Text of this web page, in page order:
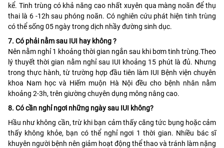
kể. Tinh trùng có khả năng cao nhất xuyên qua màng noãn để thụ
thai là 6 -12h sau phóng noãn. Có nghiên cứu phát hiện tinh trùng
có thể sống 05 ngày trong dịch nhầy đường sinh dục.
7. Có phải nằm sau IUI hay không ?
Nên nằm nghỉ 1 khoảng thời gian ngắn sau khi bơm tinh trùng.Theo
lý thuyết thời gian nằm nghỉ sau IUI khoảng 15 phút là đủ. Nhưng
trong thực hành, từ trường hợp đầu tiên làm IUI Bệnh viện chuyên
khoa Nam học và Hiếm muộn Hà Nội đều cho bệnh nhân nằm
khoảng 2-3h, trên giường chuyên dụng mông nâng cao.
8. Có cần nghỉ ngơi những ngày sau IUI không?
Hầu như không cần, trừ khi bạn cảm thấy căng tức bụng hoặc cảm
thấy không khỏe, bạn có thể nghỉ ngơi 1 thời gian. Nhiều bác sĩ
khuyên người bệnh nên giảm hoạt động thể thao và tránh làm nặng